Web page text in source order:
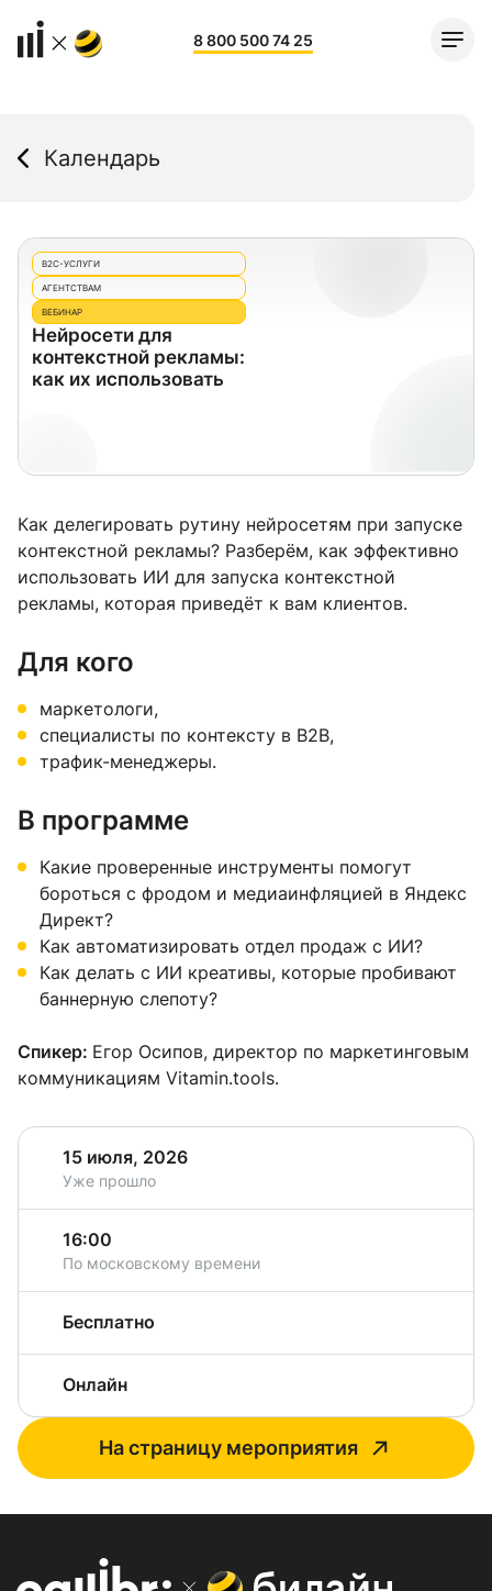
8 800 500 74 25
Календарь
B2C-УСЛУГИ
АГЕНТСТВАМ
ВЕБИНАР
Нейросети для
контекстной рекламы:
как их использовать
Как делегировать рутину нейросетям при запуске
контекстной рекламы? Разберём, как эффективно
использовать ИИ для запуска контекстной
рекламы, которая приведёт к вам клиентов.
Для кого
маркетологи,
специалисты по контексту в B2B,
трафик-менеджеры.
В программе
Какие проверенные инструменты помогут
бороться с фродом и медиаинфляцией в Яндекс
Директ?
Как автоматизировать отдел продаж с ИИ?
Как делать с ИИ креативы, которые пробивают
баннерную слепоту?
Спикер: Егор Осипов, директор по маркетинговым
коммуникациям Vitamin.tools.
15 июля, 2026
Уже прошло
16:00
По московскому времени
Бесплатно
Онлайн
На страницу мероприятия